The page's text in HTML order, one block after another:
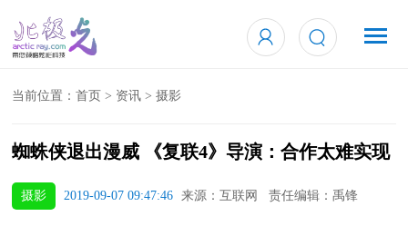
当前位置：首页 > 资讯 >摄影
蜘蛛侠退出漫威 《复联4》导演：合作太难实现
摄影 2019-09-07 09:47:46 来源：互联网 责任编辑：禹锋